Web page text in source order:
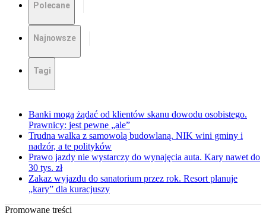
Polecane
Najnowsze
Tagi
Banki mogą żądać od klientów skanu dowodu osobistego.
Prawnicy: jest pewne „ale”
Trudna walka z samowolą budowlaną. NIK wini gminy i
nadzór, a te polityków
Prawo jazdy nie wystarczy do wynajęcia auta. Kary nawet do
30 tys. zł
Zakaz wyjazdu do sanatorium przez rok. Resort planuje
„kary” dla kuracjuszy
Promowane treści